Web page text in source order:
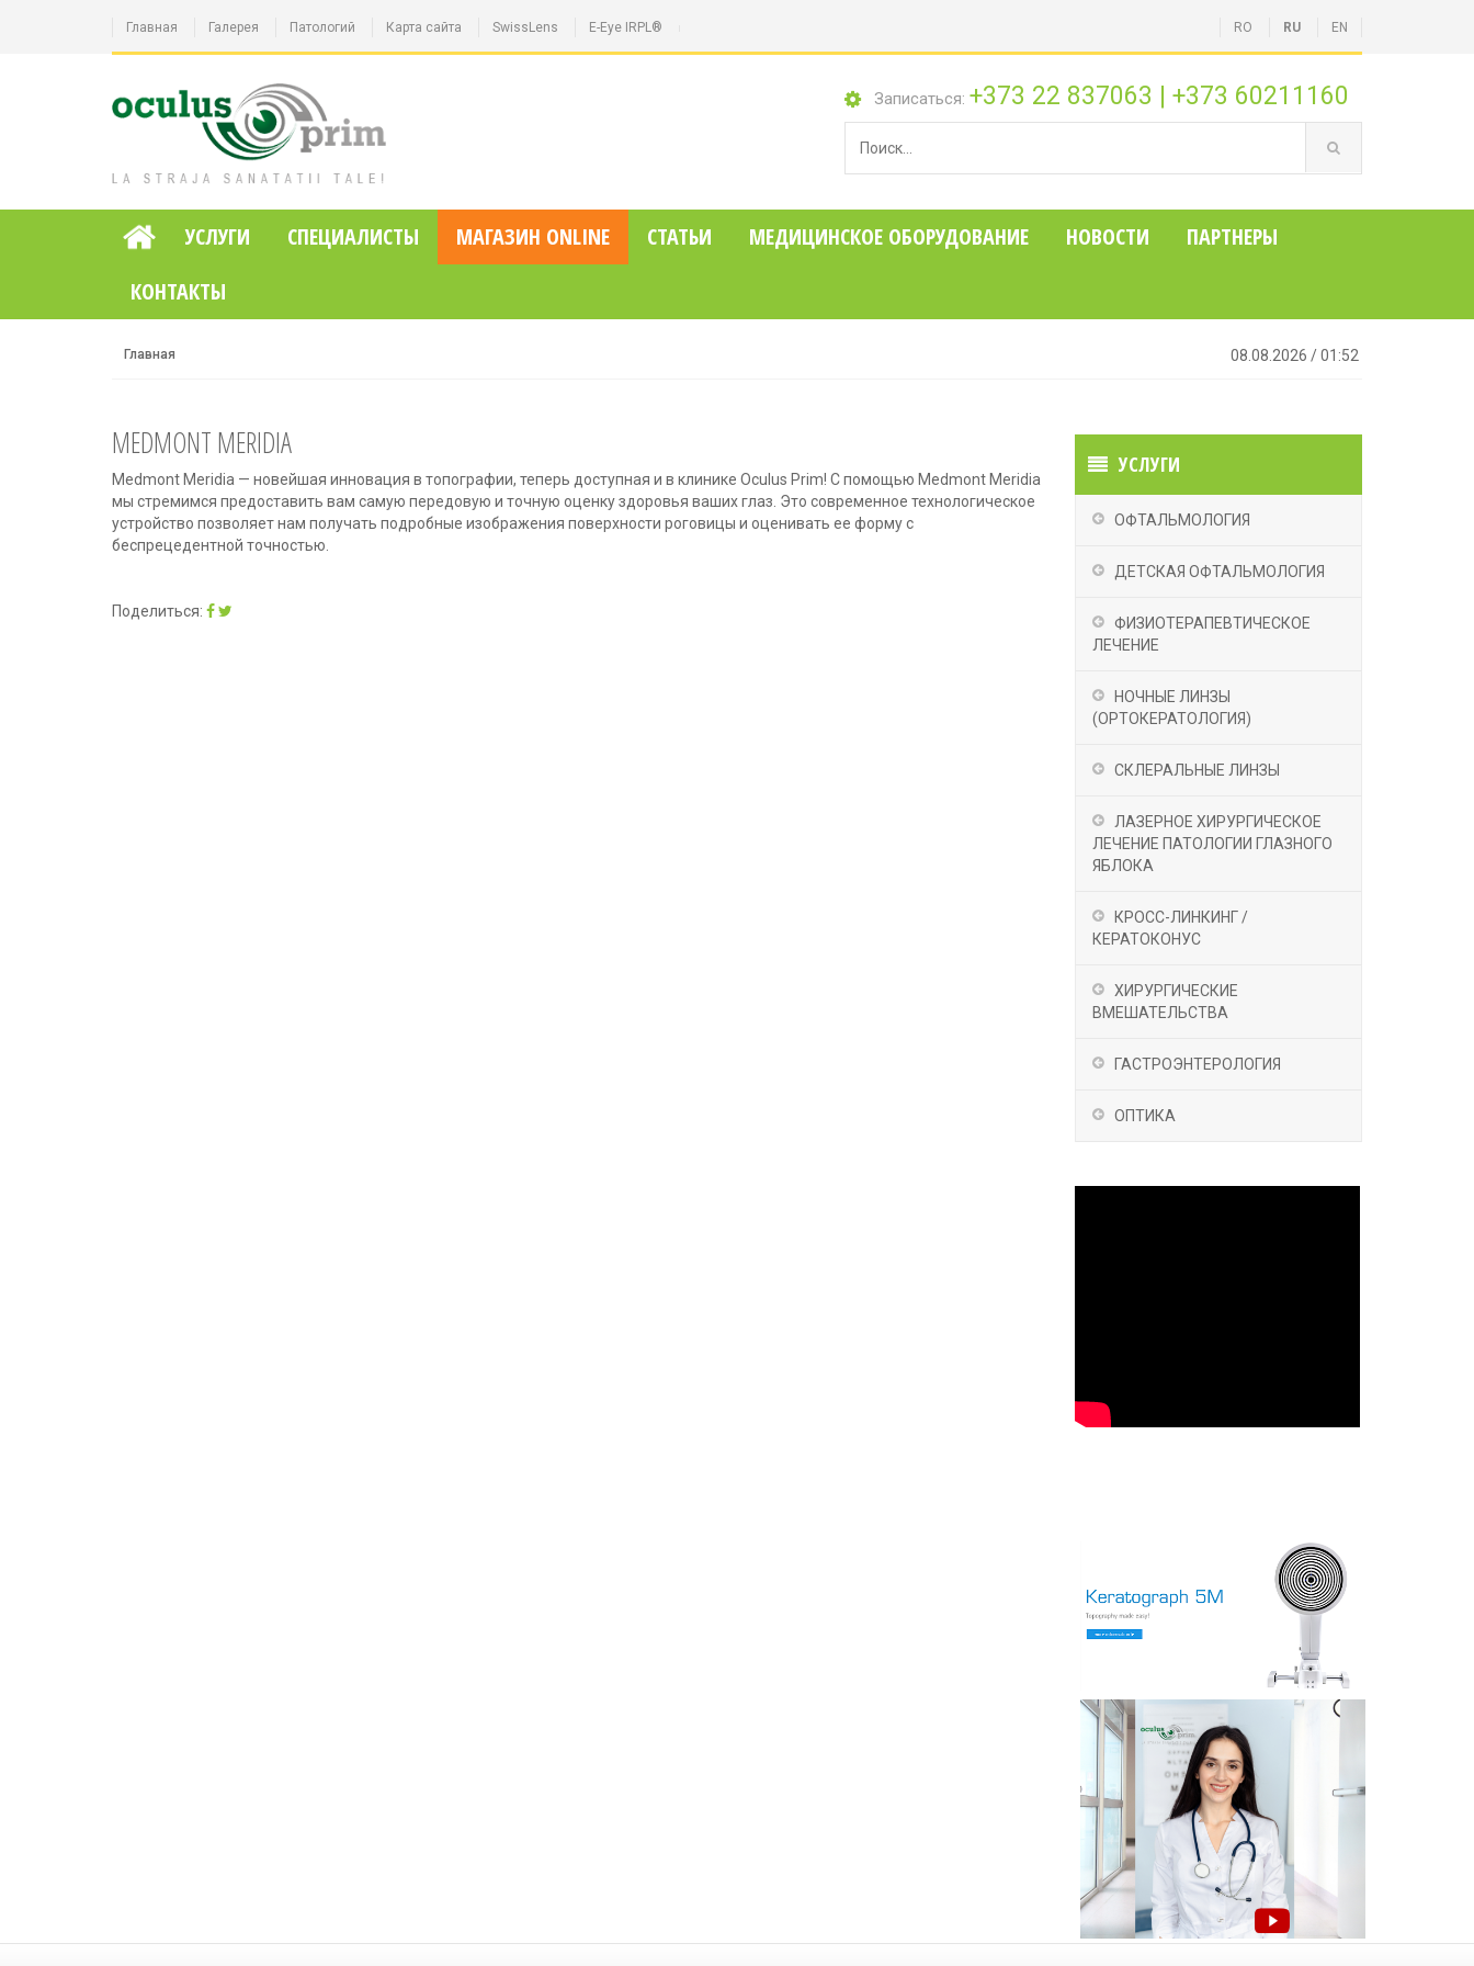
Главная Галерея Патологий Карта сайта SwissLens E-Eye IRPL® RO RU EN
Записаться: +373 22 837063 +373 60211160
УСЛУГИ СПЕЦИАЛИСТЫ МАГАЗИН ONLINE СТАТЬИ MЕДИЦИНСКОЕ ОБОРУДОВАНИЕ НОВОСТИ
ПАРТНЕРЫ
КОНТАКТЫ
Главная 08.08.2026 /01:52
MEDMONT MERIDIA
Medmont Meridia — новейшая инновация в топографии, теперь доступная и в клинике Oculus Prim! С помощью Medmont Meridia
мы стремимся предоставить вам самую передовую и точную оценку здоровья ваших глаз. Это современное технологическое
устройство позволяет нам получать подробные изображения поверхности роговицы и оценивать ее форму с
беспрецедентной точностью.
Поделиться:
УСЛУГИ
ОФТАЛЬМОЛОГИЯ
ДЕТСКАЯ ОФТАЛЬМОЛОГИЯ
ФИЗИОТЕРАПЕВТИЧЕСКОЕ
ЛЕЧЕНИЕ
НОЧНЫЕ ЛИНЗЫ
(OРТОКЕРАТОЛОГИЯ)
СКЛЕРАЛЬНЫЕ ЛИНЗЫ
ЛАЗЕРНОЕ ХИРУРГИЧЕСКОЕ
ЛЕЧЕНИЕ ПАТОЛОГИИ ГЛАЗНОГО
ЯБЛОКА
КРОСС-ЛИНКИНГ /
КЕРАТОКОНУС
ХИРУРГИЧЕСКИЕ
ВМЕШАТЕЛЬСТВА
ГАСТРОЭНТЕРОЛОГИЯ
ОПТИКА